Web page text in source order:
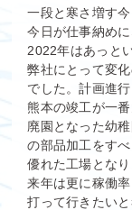
一段と寒さ増す
今日が仕事納めに
2022年はあっと
弊社にとって変
でした。計画進
熊本の竣工が一番
廃園となった幼
の部品加工をす
優れた工場となり
来年は更に稼働
打って行きたいと